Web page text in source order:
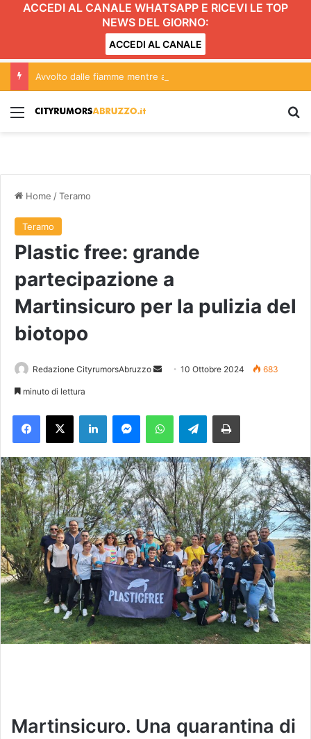
ACCEDI AL CANALE WHATSAPP E RICEVI LE TOP
NEWS DEL GIORNO:
ACCEDI AL CANALE
Avvolto dalle fiamme mentre accende il barbecue
Menu
Home /Teramo
Teramo
Plastic free: grande
partecipazione a
Martinsicuro per la pulizia del
biotopo
Redazione CityrumorsAbruzzo
a
n
'
e
m
a
i
l
10 Ottobre 2024 683
minuto di lettura
Telegram
Martinsicuro. Una quarantina di